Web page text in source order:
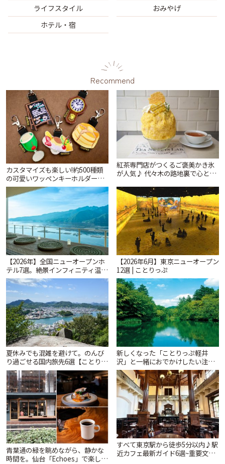
ライフスタイル
おみやげ
ホテル・宿
Recommend
カスタマイズも楽しい!約500種類
の可愛いワッペンキーホルダーが
ずらり。小平市「Kimamaya
T&K」 | ことりっぷ
紅茶専門店がつくるご褒美かき氷
が人気♪ 代々木の路地裏で心とき
ツ ラボ コンテナート」 | ことりっ
ぷ
【2026年】全国ニューオープンホ
テル7選。絶景インフィニティ温泉
から文化財の邸宅まで | ことりっ
ぷ
【2026年6月】東京ニューオープン
12選 | ことりっぷ
夏休みでも混雑を避けて。のんび
り過ごせる国内旅先6選【ことりっ
ぷ編集部おすすめ】 | ことりっぷ
新しくなった「ことりっぷ軽井
沢」と一緒におでかけしたい注目
スポット13選【スタンプラリー開
催中】 | ことりっぷ
青葉通の緑を眺めながら、静かな
時間を。仙台「Echoes」で楽しむ
すべて東京駅から徒歩5分以内♪駅
近カフェ最新ガイド6選~重要文化